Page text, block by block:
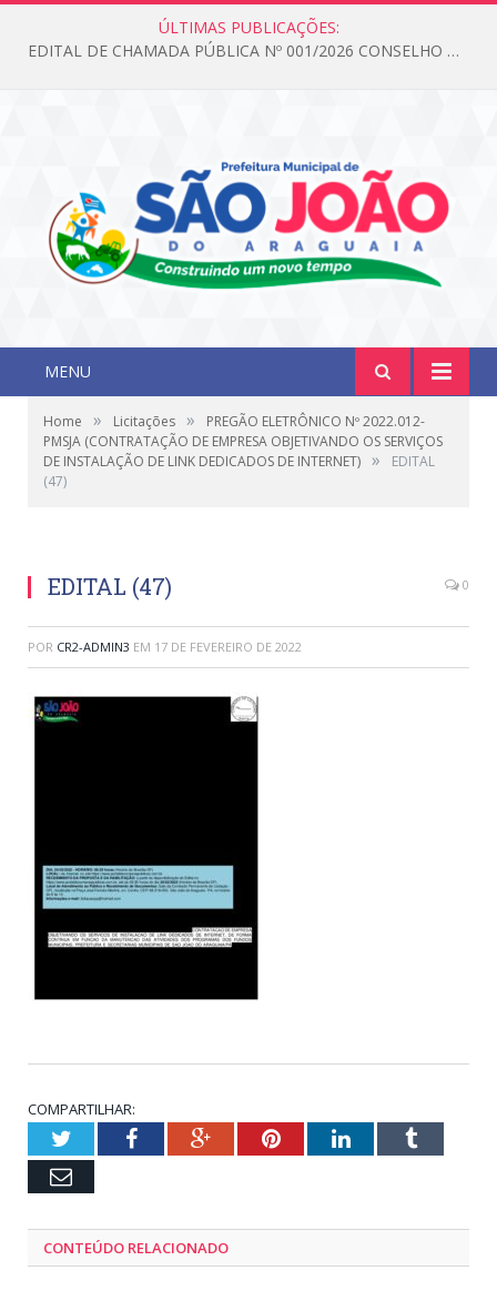
ÚLTIMAS PUBLICAÇÕES:
EDITAL DE CHAMADA PÚBLICA Nº 001/2026 CONSELHO DOS DIREITOS DA CRIANÇA E DO ADOLESCENTE
MENU
Home » Licitações »
PREGÃO ELETRÔNICO Nº 2022.012-
PMSJA (CONTRATAÇÃO DE EMPRESA OBJETIVANDO OS SERVIÇOS
DE INSTALAÇÃO DE LINK DEDICADOS DE INTERNET) »
EDITAL
(47)
EDITAL (47) 0
POR CR2-ADMIN3 EM 17 DE FEVEREIRO DE 2022
COMPARTILHAR:
TwitterFacebookGoogle+PinterestLinkedInTumblr
Email
CONTEÚDO RELACIONADO